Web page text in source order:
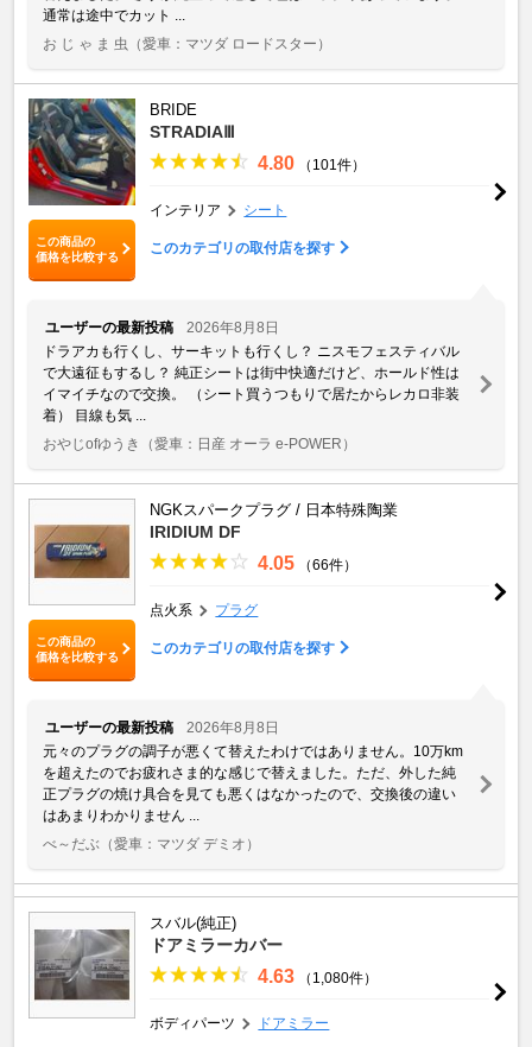
通常は途中でカット ...
お じ ゃ ま 虫
（愛車：マツダ ロードスター）
この商品の
価格を比較する
BRIDE
STRADIAⅢ
4.80 （101件）
インテリア シート
このカテゴリの取付店を探す
ユーザーの最新投稿
2026年8月8日
ドラアカも行くし、サーキットも行くし？ ニスモフェスティバル
で大遠征もするし？ 純正シートは街中快適だけど、ホールド性は
イマイチなので交換。 （シート買うつもりで居たからレカロ非装
着） 目線も気 ...
おやじofゆうき
（愛車：日産 オーラ e-POWER）
この商品の
価格を比較する
NGKスパークプラグ / 日本特殊陶業
IRIDIUM DF
4.05 （66件）
点火系 プラグ
このカテゴリの取付店を探す
ユーザーの最新投稿
2026年8月8日
元々のプラグの調子が悪くて替えたわけではありません。10万km
を超えたのでお疲れさま的な感じで替えました。ただ、外した純
正プラグの焼け具合を見ても悪くはなかったので、交換後の違い
はあまりわかりません ...
べ～だぶ （愛車：マツダ デミオ）
スバル(純正)
ドアミラーカバー
4.63 （1,080件）
ボディパーツ ドアミラー